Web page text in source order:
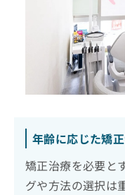
年齢に応じた矯
矯正治療を必要と
グや方法の選択は